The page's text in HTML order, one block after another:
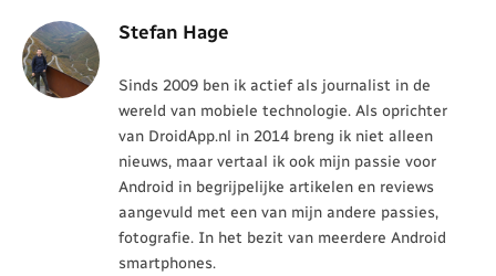
Stefan Hage
Sinds 2009 ben ik actief als journalist in de
wereld van mobiele technologie. Als oprichter
van DroidApp.nl in 2014 breng ik niet alleen
nieuws, maar vertaal ik ook mijn passie voor
Android in begrijpelijke artikelen en reviews
aangevuld met een van mijn andere passies,
fotografie. In het bezit van meerdere Android
smartphones.